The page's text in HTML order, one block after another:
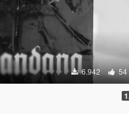
6.942 54